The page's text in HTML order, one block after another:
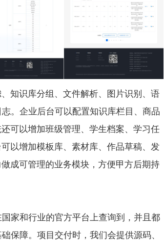
知识库分组、文件解析、图片识别、语
。企业后台可以配置知识库栏目、商品
可以增加班级管理、学生档案、学习任
以增加模板库、素材库、作品草稿、发
成可管理的业务模块，方便甲方后期持
家和行业的官方平台上查询到，并且都
保障。项目交付时，我们会提供源码、